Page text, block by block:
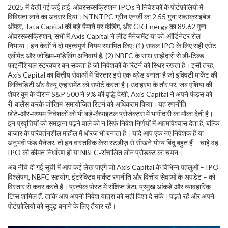
2025 में देखी गई कई हाई‑ओवरसब्सक्रिप्शन IPOs ने निवेशकों के पोर्टफ़ोलियो में
विविधता लाने का अवसर दिया। NTNTPC ग्रीन एनर्जी का 2.55 गुना सब्सक्राइबेड
ऑफर, Tata Capital की बड़े पैमाने पर फंडिंग, और GK Energy का 89.62 गुना
ओवरसब्सक्रिप्शन, सभी में Axis Capital ने लीड मैनेजमेंट या को‑ऑर्डिनेटर रोल
निभाया। इन केसों ने दो महत्वपूर्ण नियम स्थापित किए: (1) सफल IPO के लिए सही एसेट
एलीमेंट और जोखिम‑मॉडेलिंग अनिवार्य है, (2) NBFC के साथ साझेदारी से डी‑टिल्ड
फाइनैंशियल स्ट्रक्चर बन सकता है जो निवेशकों के रिटर्न को स्थिर रखता है। इसी तरह,
Axis Capital का वित्तीय सेवाओं में विस्तार इसे एक थ्रेड बनाता है जो इक्विटी मार्केट की
लिक्विडिटी और वैल्यू एन्हांसमेंट को सपोर्ट करता है। उदाहरण के तौर पर, जब एशिया की
शेयर बूम के दौरान S&P 500 ने 9% की वृद्धि देखी, Axis Capital ने अपने फंड्स को
री‑बालेंस करके जोखिम‑समायोजित रिटर्न को अधिकतम किया। यह रणनीति
छोटे‑और‑मध्यम निवेशकों को भी बड़े‑कैपाइटल प्रोजेक्ट्स में भागीदारी का मौका देती है।
इन प्रवृत्तियों को समझना पढ़ने वाले को न सिर्फ निवेश निर्णयों में आत्मविश्वास देता है, बल्कि
बाजार के परिवर्तनशील माहौल में धीरज भी बनाता है। यदि आप एक नए निवेशक हैं या
अनुभवी फंड मैनेजर, तो इन वास्तविक केस स्टडीज़ से सीखने योग्य बिंदु बहुत हैं – चाहे वह
IPO की कीमत निर्धारण हो या NBFC‑संचालित लोन प्रोडक्ट का चयन।
अब नीचे दी गई सूची में आप कई लेख पाएंगे जो Axis Capital के विभिन्न पहलुओं – IPO
विश्लेषण, NBFC सहयोग, इंटरेक्टिव मार्केट रणनीति और वित्तीय सेवाओं के अपडेट – को
विस्तार से कवर करते हैं। प्रत्येक पोस्ट में संक्षिप्त डेटा, प्रमुख आंकड़े और व्यावहारिक
टिप्स शामिल हैं, ताकि आप अपनी निवेश यात्रा को सही दिशा दे सकें। पढ़ते रहें और अपने
पोर्टफ़ोलियो को सुदृढ़ बनाने के लिए तैयार रहें।